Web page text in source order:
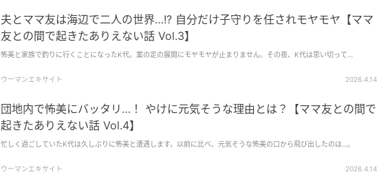
夫とママ友は海辺で二人の世界…!? 自分だけ子守りを任されモヤモヤ【ママ
友との間で起きたありえない話 Vol.3】
怖美と家族で釣りに行くことになったK代。案の定の展開にモヤモヤが止まりません。その夜、K代は思い切って…
ウーマンエキサイト 2026.4.14
団地内で怖美にバッタリ…！ やけに元気そうな理由とは？【ママ友との間で
起きたありえない話 Vol.4】
忙しく過ごしていたK代は久しぶりに怖美と遭遇します。以前に比べ、元気そうな怖美の口から飛び出したのは…。
ウーマンエキサイト 2026.4.14